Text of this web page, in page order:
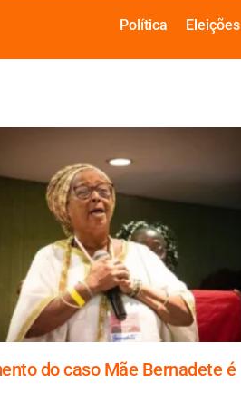
Política Eleições
do caso Mãe Bernadete é